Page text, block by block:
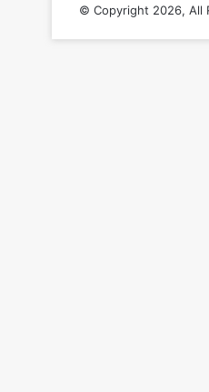
© Copyright 2026, All